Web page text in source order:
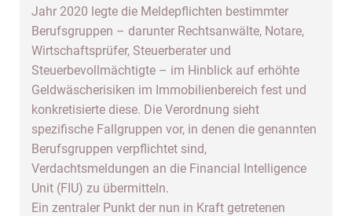
Jahr 2020 legte die Meldepflichten bestimmter
Berufsgruppen – darunter Rechtsanwälte, Notare,
Wirtschaftsprüfer, Steuerberater und
Steuerbevollmächtigte – im Hinblick auf erhöhte
Geldwäscherisiken im Immobilienbereich fest und
konkretisierte diese. Die Verordnung sieht
spezifische Fallgruppen vor, in denen die genannten
Berufsgruppen verpflichtet sind,
Verdachtsmeldungen an die Financial Intelligence
Unit (FIU) zu übermitteln.
Ein zentraler Punkt der nun in Kraft getretenen